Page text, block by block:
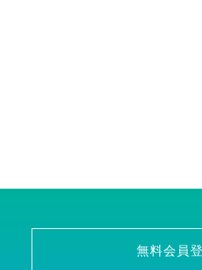
無料会員